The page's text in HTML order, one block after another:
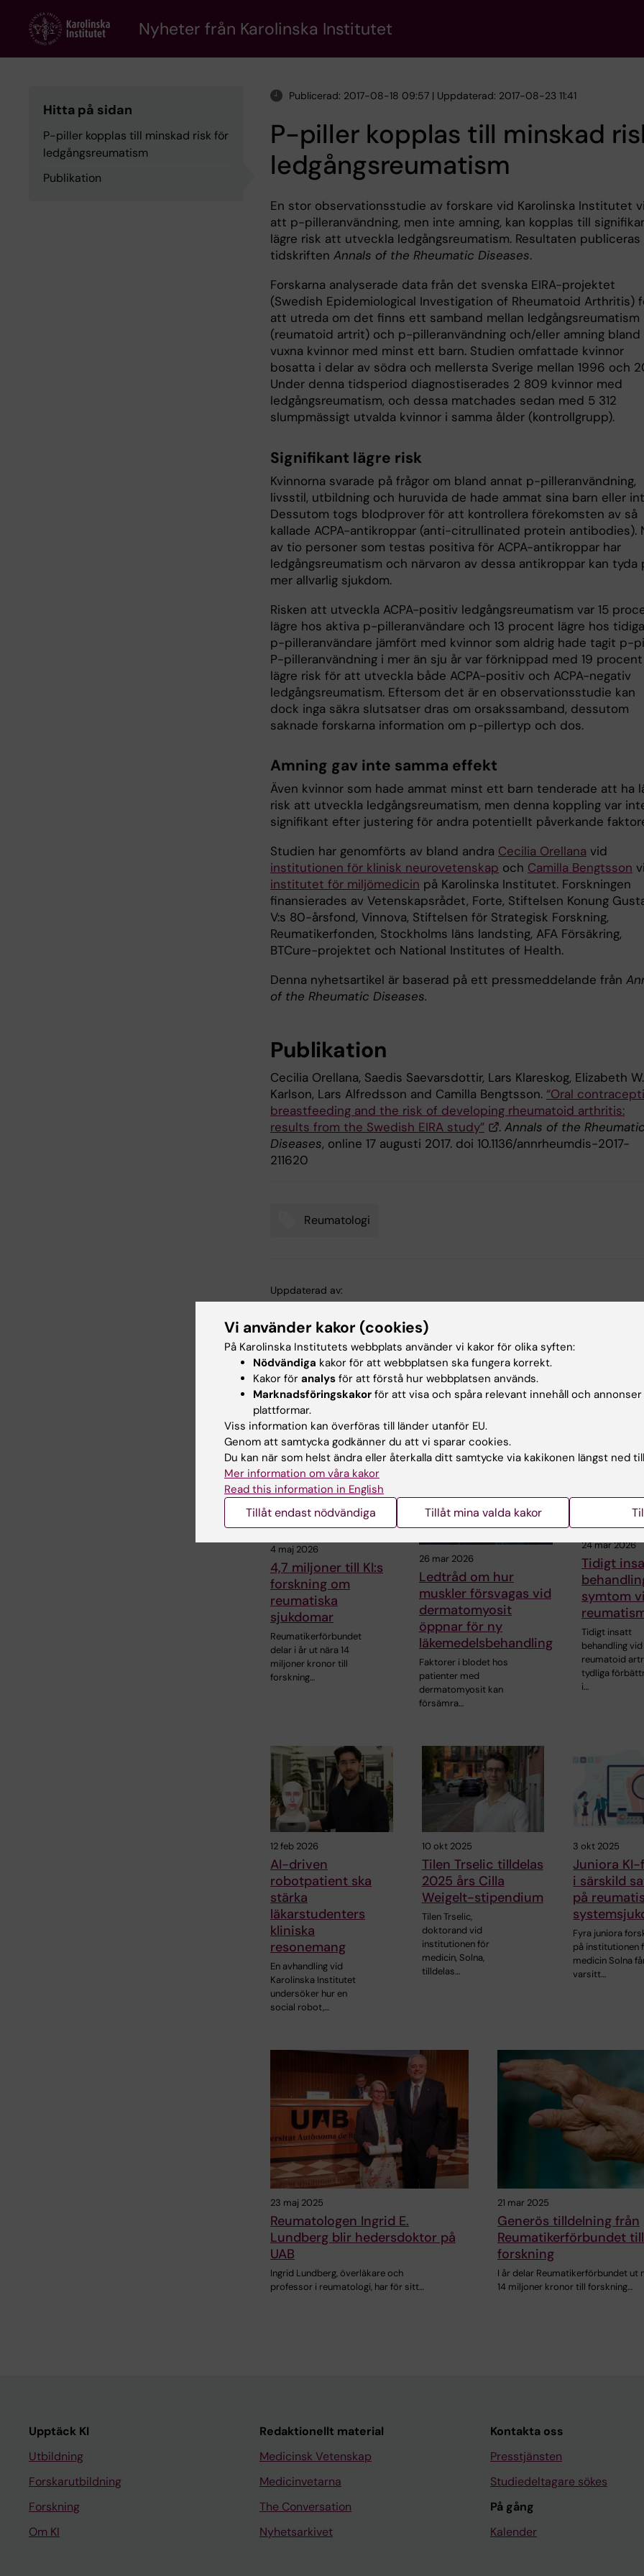
content
Nyheter från Karolinska Institutet
Hitta på sidan
P-piller kopplas till minskad risk för
ledgångsreumatism
Publikation
Publicerad: 2017-08-18 09:57 | Uppdaterad: 2017-08-23 11:41
P-piller kopplas till minskad
ledgångsreumatism
En stor observationsstudie av forskare vid Karolinska Institutet
att p-pilleranvändning, men inte amning, kan kopplas till
lägre risk att utveckla ledgångsreumatism. Resultaten publiceras
tidskriften Annals of the Rheumatic Diseases.
Forskarna analyserade data från det svenska EIRA-projektet
(Swedish Epidemiological Investigation of Rheumatoid Arthritis)
att utreda om det finns ett samband mellan ledgångsreumatism
(reumatoid artrit) och p-pilleranvändning och/eller amning bland
vuxna kvinnor med minst ett barn. Studien omfattade kvinnor
bosatta i delar av södra och mellersta Sverige mellan 1996 och
Under denna tidsperiod diagnostiserades 2 809 kvinnor med
ledgångsreumatism, och dessa matchades sedan med 5 312
slumpmässigt utvalda kvinnor i samma ålder (kontrollgrupp).
Signifikant lägre risk
Kvinnorna svarade på frågor om bland annat p-pilleranvändning,
livsstil, utbildning och huruvida de hade ammat sina barn eller
Dessutom togs blodprover för att kontrollera förekomsten av så
kallade ACPA-antikroppar (anti-citrullinated protein antibodies).
av tio personer som testas positiva för ACPA-antikroppar har
ledgångsreumatism och närvaron av dessa antikroppar kan tyda
mer allvarlig sjukdom.
Risken att utveckla ACPA-positiv ledgångsreumatism var 15
lägre hos aktiva p-pilleranvändare och 13 procent lägre hos
p-pilleranvändare jämfört med kvinnor som aldrig hade tagit p-
P-pilleranvändning i mer än sju år var förknippad med 19 procent
lägre risk för att utveckla både ACPA-positiv och ACPA-negativ
ledgångsreumatism. Eftersom det är en observationsstudie kan
dock inga säkra slutsatser dras om orsakssamband, dessutom
saknade forskarna information om p-pillertyp och dos.
Amning gav inte samma effekt
Även kvinnor som hade ammat minst ett barn tenderade att ha
risk att utveckla ledgångsreumatism, men denna koppling var
signifikant efter justering för andra potentiellt påverkande
Studien har genomförts av bland andra Cecilia Orellana vid
institutionen för klinisk neurovetenskap och Camilla Bengtsson
institutet för miljömedicin på Karolinska Institutet. Forskningen
finansierades av Vetenskapsrådet, Forte, Stiftelsen Konung
V:s 80-årsfond, Vinnova, Stiftelsen för Strategisk Forskning,
Reumatikerfonden, Stockholms läns landsting, AFA Försäkring,
BTCure-projektet och National Institutes of Health.
Denna nyhetsartikel är baserad på ett pressmeddelande från
of the Rheumatic Diseases.
Publikation
Cecilia Orellana, Saedis Saevarsdottir, Lars Klareskog, Elizabeth W.
Karlson, Lars Alfredsson and Camilla Bengtsson. “Oral
breastfeeding and the risk of developing rheumatoid arthritis:
results from the Swedish EIRA study”
. Annals of the Rheumatic
Diseases, online 17 augusti 2017. doi 10.1136/annrheumdis-2017-
211620
Reumatologi
Uppdaterad av:
Webb Admin
Dela
Relaterade artiklar
4 maj 2026
4,7 miljoner till KI:s
forskning om
reumatiska
sjukdomar
Reumatikerförbundet
delar i år ut nära 14
miljoner kronor till
forskning…
26 mar 2026
Ledtråd om hur
muskler försvagas vid
dermatomyosit
öppnar för ny
läkemedelsbehandling
Faktorer i blodet hos
patienter med
dermatomyosit kan
försämra…
24 mar 2026
Tidigt
symtom
Tidigt insatt
behandling vid
reumatoid
tydliga
i…
12 feb 2026
AI-driven
robotpatient ska
stärka
läkarstudenters
kliniska
resonemang
En avhandling vid
Karolinska Institutet
undersöker hur en
social robot,…
10 okt 2025
Tilen Trselic tilldelas
2025 års Cilla
Weigelt-stipendium
Tilen Trselic,
doktorand vid
institutionen för
medicin, Solna,
tilldelas…
3 okt 2025
Juniora KI-
i särskild
på
Fyra juniora
på institutionen
medicin Solna
varsitt…
23 maj 2025
Reumatologen Ingrid E.
Lundberg blir hedersdoktor på
UAB
Ingrid Lundberg, överläkare och
professor i reumatologi, har för sitt…
21 mar 2025
Generös tilldelning från
Reumatikerförbundet
forskning
I år delar Reumatikerförbundet ut
14 miljoner kronor till forskning…
Upptäck KI
Utbildning
Forskarutbildning
Forskning
Om KI
Redaktionellt material
Medicinsk Vetenskap
Medicinvetarna
The Conversation
Nyhetsarkivet
Kontakta oss
Presstjänsten
Studiedeltagare sökes
På gång
Kalender
Vi använder kakor (cookies)
På Karolinska Institutets webbplats använder vi kakor för olika syften:
Nödvändiga kakor för att webbplatsen ska fungera korrekt.
Kakor för analys för att förstå hur webbplatsen används.
Marknadsföringskakor för att visa och spåra relevant innehåll och
plattformar.
Viss information kan överföras till länder utanför EU.
Genom att samtycka godkänner du att vi sparar cookies.
Du kan när som helst ändra eller återkalla ditt samtycke via kakikonen längst ned
Mer information om våra kakor
Read this information in English
Tillåt endast nödvändiga Tillåt mina valda kakor